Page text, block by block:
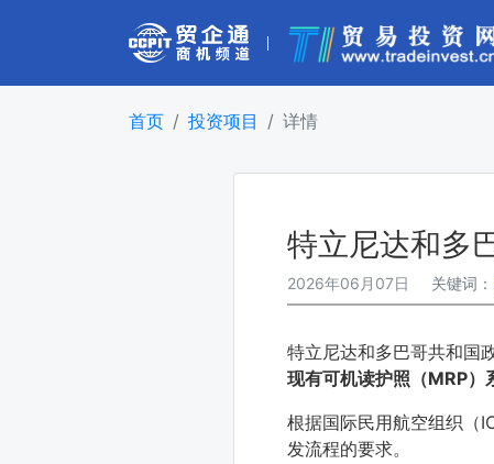
首页 投资项目 详情
特立尼达和多
2026年06月07日 关键词：
特立尼达和多巴哥共和国
现有可机读护照（MRP）
根据国际民用航空组织（
发流程的要求。